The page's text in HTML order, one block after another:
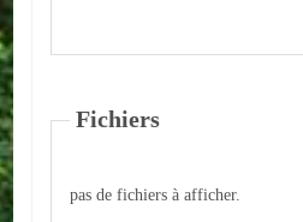
L'agriculture
Capitale du chrysanthème
Fichiers
pas de fichiers à afficher.